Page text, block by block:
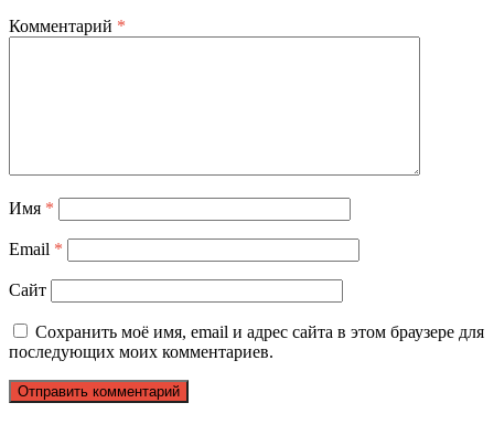
Комментарий *
Имя *
Email *
Сайт
Сохранить моё имя, email и адрес сайта в этом браузере для
последующих моих комментариев.